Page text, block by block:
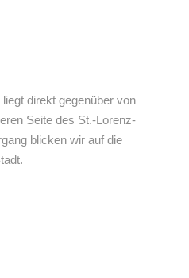
direkt gegenüber von
Seite des St.-Lorenz-
blicken wir auf die